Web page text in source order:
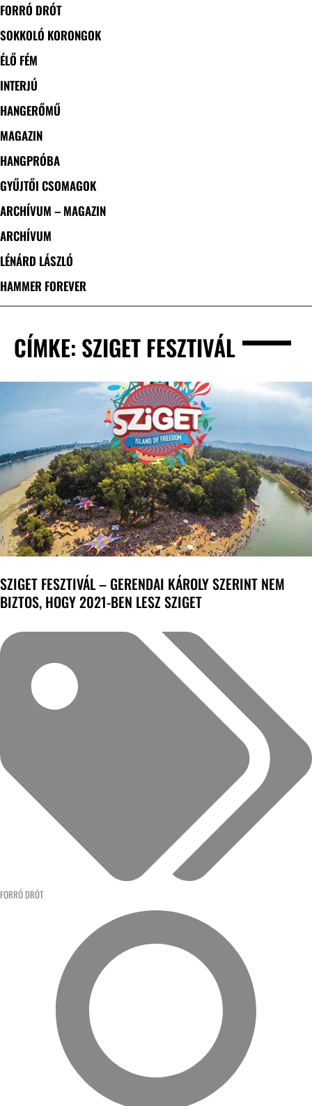
FORRÓ DRÓT
SOKKOLÓ KORONGOK
ÉLŐ FÉM
INTERJÚ
HANGERŐMŰ
MAGAZIN
HANGPRÓBA
GYŰJTŐI CSOMAGOK
ARCHÍVUM – MAGAZIN
ARCHÍVUM
LÉNÁRD LÁSZLÓ
HAMMER FOREVER
CÍMKE: SZIGET FESZTIVÁL
SZIGET FESZTIVÁL – GERENDAI KÁROLY SZERINT NEM
BIZTOS, HOGY 2021-BEN LESZ SZIGET
FORRÓ DRÓT